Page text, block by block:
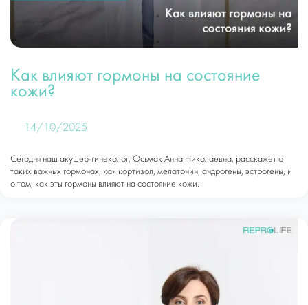
Как влияют гормоны на состояние
кожи?
14/10/2025
Сегодня наш акушер-гинеколог, Осьмак Анна Николаевна, расскажет о
таких важных гормонах, как кортизол, мелатонин, андрогены, эстрогены, и
о том, как эты гормоны влияют на состояние кожи.